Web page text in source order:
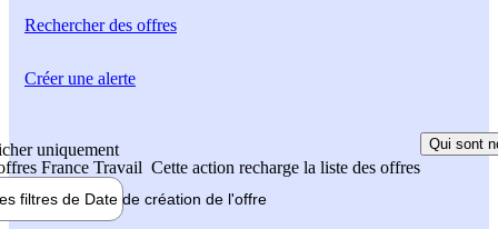
Rechercherdes offres
uniquement
France Travail Cette action recharge la liste des offres
Qui sont
filtres de Date de création de l'offre
Créer une alerte